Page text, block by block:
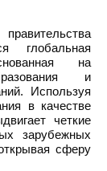
глобальная
на
и
Используя
в качестве
четкие
зарубежных
сферу